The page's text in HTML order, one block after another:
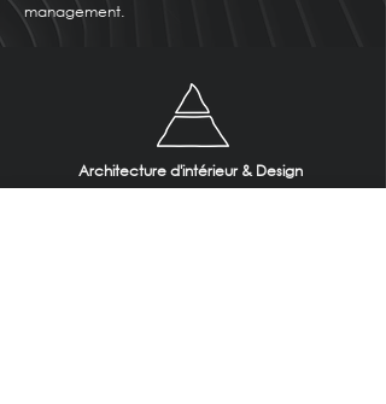
management.
Architecture d'intérieur & Design